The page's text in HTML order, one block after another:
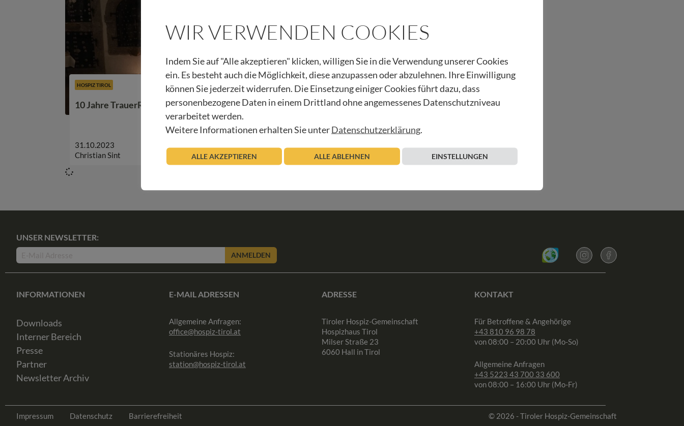
HOSPIZ TIROL
10 Jahre TrauerRaum Innsbruck
31.10.2023
Christian Sint
Beitrag lesen
UNSER NEWSLETTER:
ANMELDEN
INFORMATIONEN
Downloads
Interner Bereich
Presse
Partner
Newsletter Archiv
E-MAIL ADRESSEN
Allgemeine Anfragen:
office@hospiz-tirol.at
Stationäres Hospiz:
station@hospiz-tirol.at
ADRESSE
Tiroler Hospiz-Gemeinschaft
Hospizhaus Tirol
Milser Straße 23
6060 Hall in Tirol
KONTAKT
Für Betroffene & Angehörige
+43 810 96 98 78
von 08:00 – 20:00 Uhr (Mo-So)
Allgemeine Anfragen
+43 5223 43 700 33 600
von 08:00 – 16:00 Uhr (Mo-Fr)
Impressum Datenschutz Barrierefreiheit © 2026 - Tiroler Hospiz-Gemeinschaft
WIR VERWENDEN COOKIES
Indem Sie auf "Alle akzeptieren" klicken, willigen Sie in die Verwendung unserer Cookies
ein. Es besteht auch die Möglichkeit, diese anzupassen oder abzulehnen. Ihre Einwilligung
können Sie jederzeit widerrufen. Die Einsetzung einiger Cookies führt dazu, dass
personenbezogene Daten in einem Drittland ohne angemessenes Datenschutzniveau
verarbeitet werden.
Weitere Informationen erhalten Sie unterDatenschutzerklärung.
ALLE AKZEPTIEREN ALLE ABLEHNEN EINSTELLUNGEN